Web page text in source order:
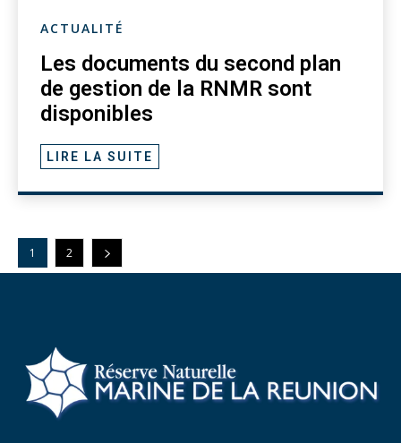
ACTUALITÉ
Les documents du second plan
de gestion de la RNMR sont
disponibles
LIRE LA SUITE
1 2